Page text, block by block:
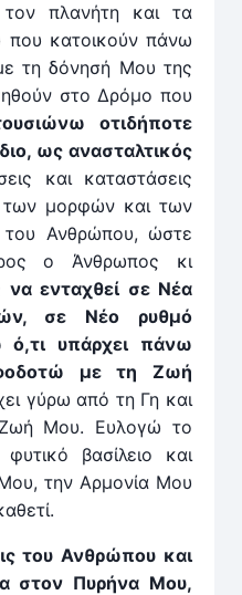
τον πλανήτη και τα
κατοικούν πάνω
τη δόνησή Μου της
στο Δρόμο που
οτιδήποτε
ως ανασταλτικός
και καταστάσεις
των μορφών και των
Ανθρώπου, ώστε
ο Άνθρωπος κι
να ενταχθεί σε Νέα
σε Νέο ρυθμό
υπάρχει πάνω
με τη Ζωή
γύρω από τη Γη και
Μου. Ευλογώ το
βασίλειο και
την Αρμονία Μου
του Ανθρώπου και
στον Πυρήνα Μου,